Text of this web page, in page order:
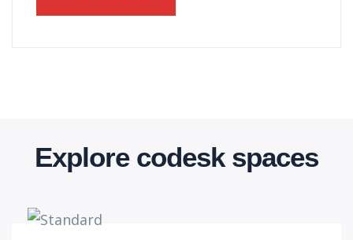
Explore codesk spaces